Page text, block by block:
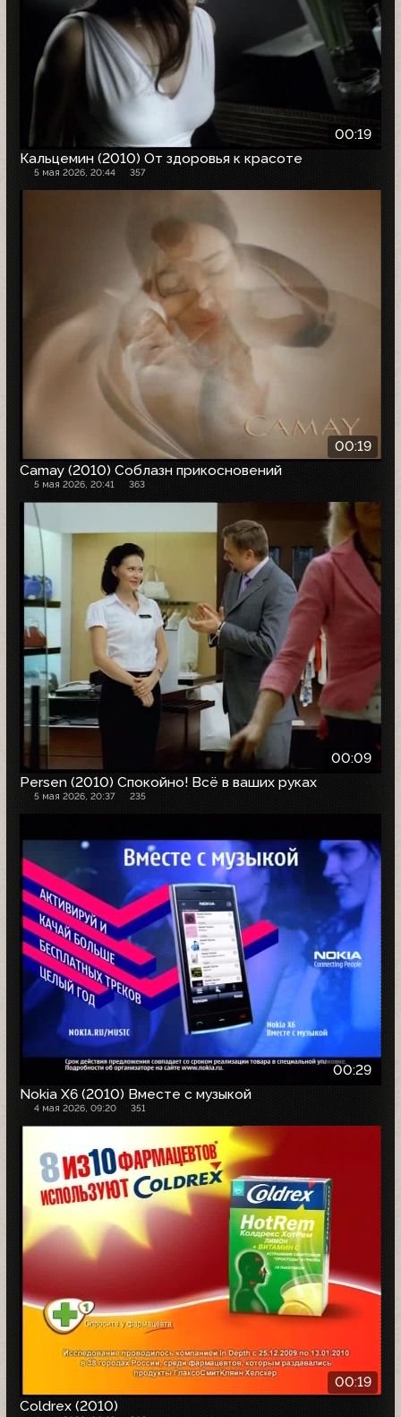
00:19
Кальцемин (2010) От здоровья к красоте
5 мая 2026, 20:44 357
00:19
Camay (2010) Соблазн прикосновений
5 мая 2026, 20:41 363
00:09
Persen (2010) Спокойно! Всё в ваших руках
5 мая 2026, 20:37 235
00:29
Nokia X6 (2010) Вместе с музыкой
4 мая 2026, 09:20 351
00:19
Coldrex (2010)